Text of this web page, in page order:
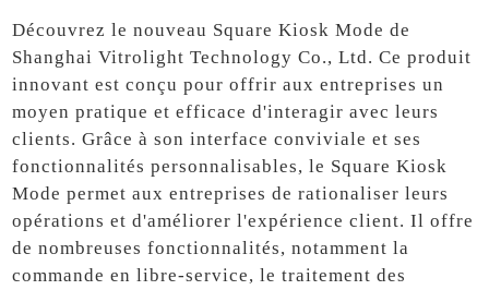
Découvrez le nouveau Square Kiosk Mode de
Shanghai Vitrolight Technology Co., Ltd. Ce produit
innovant est conçu pour offrir aux entreprises un
moyen pratique et efficace d'interagir avec leurs
clients. Grâce à son interface conviviale et ses
fonctionnalités personnalisables, le Square Kiosk
Mode permet aux entreprises de rationaliser leurs
opérations et d'améliorer l'expérience client. Il offre
de nombreuses fonctionnalités, notamment la
commande en libre-service, le traitement des